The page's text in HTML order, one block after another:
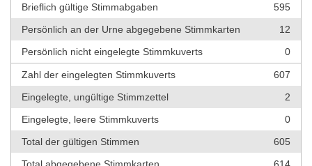
Brieflich gültige Stimmabgaben
595
Persönlich an der Urne abgegebene Stimmkarten
12
Persönlich nicht eingelegte Stimmkuverts
0
Zahl der eingelegten Stimmkuverts
607
Eingelegte, ungültige Stimmzettel
2
Eingelegte, leere Stimmkuverts
0
Total der gültigen Stimmen
605
Total abgegebene Stimmkarten
614